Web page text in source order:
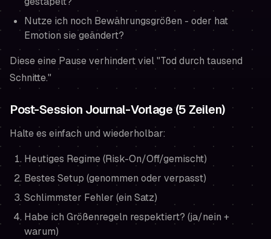
Nutze ich noch Bewährungsgrößen - oder hat
Emotion sie geändert?
Diese eine Pause verhindert viel "Tod durch tausend
Schnitte."
Post-Session Journal-Vorlage (5 Zeilen)
Halte es einfach und wiederholbar:
Heutiges Regime (Risk-On/Off/gemischt)
Bestes Setup (genommen oder verpasst)
Schlimmster Fehler (ein Satz)
Habe ich Größenregeln respektiert? (ja/nein +
warum)